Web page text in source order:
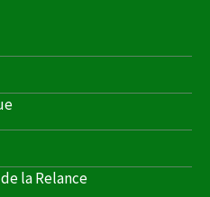
la Relance